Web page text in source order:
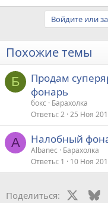
Войдите или
Похожие темы
Б
Продам
фонарь
бокс
Барахолка
Ответы 2 25 Ноя
A Налобный
Albanec
Барахолка
Ответы 1 10 Ноя
Поделиться: